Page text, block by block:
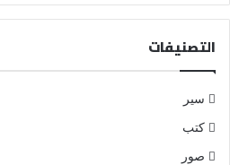
التصنيفات
سير
كتب
صور